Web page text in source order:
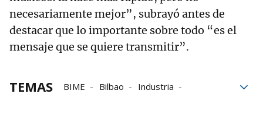
necesariamente mejor”, subrayó antes de
destacar que lo importante sobre todo “es el
mensaje que se quiere transmitir”.
TEMAS BIME Bilbao
Industria